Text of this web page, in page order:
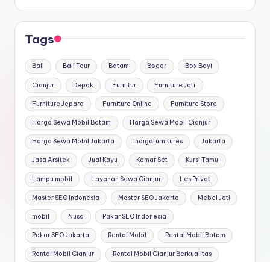
Tags
Bali Bali Tour Batam Bogor Box Bayi
Cianjur Depok Furnitur Furniture Jati
Furniture Jepara Furniture Online Furniture Store
Harga Sewa Mobil Batam Harga Sewa Mobil Cianjur
Harga Sewa Mobil Jakarta Indigofurnitures Jakarta
Jasa Arsitek Jual Kayu Kamar Set Kursi Tamu
Lampu mobil Layanan Sewa Cianjur Les Privat
Master SEO Indonesia Master SEO Jakarta Mebel Jati
mobil Nusa Pakar SEO Indonesia
Pakar SEO Jakarta Rental Mobil Rental Mobil Batam
Rental Mobil Cianjur Rental Mobil Cianjur Berkualitas